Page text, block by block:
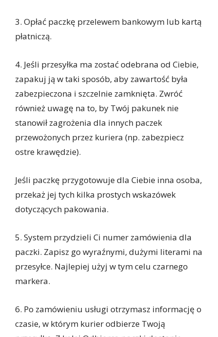
3. Opłać paczkę przelewem bankowym lub kartą
płatniczą.
4. Jeśli przesyłka ma zostać odebrana od Ciebie,
zapakuj ją w taki sposób, aby zawartość była
zabezpieczona i szczelnie zamknięta. Zwróć
również uwagę na to, by Twój pakunek nie
stanowił zagrożenia dla innych paczek
przewożonych przez kuriera (np. zabezpiecz
ostre krawędzie).
Jeśli paczkę przygotowuje dla Ciebie inna osoba,
przekaż jej tych kilka prostych wskazówek
dotyczących pakowania.
5. System przydzieli Ci numer zamówienia dla
paczki. Zapisz go wyraźnymi, dużymi literami na
przesyłce. Najlepiej użyj w tym celu czarnego
markera.
6. Po zamówieniu usługi otrzymasz informację o
czasie, w którym kurier odbierze Twoją